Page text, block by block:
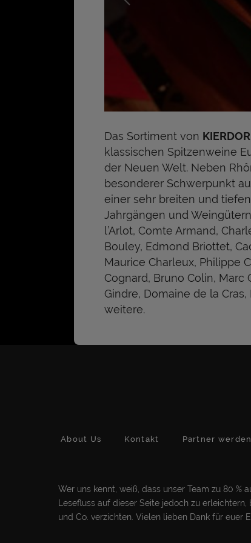
Das Sortiment von K
klassischen Spitzenweine
der Neuen Welt. Neben
besonderer Schwerpunkt
einer sehr breiten und
Jahrgängen und
l’Arlot, Comte Armand,
Bouley, Edmond Briottet,
Maurice Charleux, Philippe
Cognard, Bruno Colin,
Gindre, Domaine de la
weitere.
About Us Kontakt Partner werden
Wer uns kennt, weiß, dass unser Team zu 80
Lesefluss auf dieser Seite jedoch zu
und Co. verzichten. Vielen lieben Dank für euer